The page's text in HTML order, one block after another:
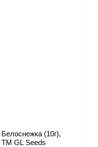
(10г),
GL Seeds